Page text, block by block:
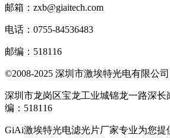
邮箱：zxb@giaitech.com
电话：0755-84536483
邮编：518116
©2008-2025 深圳市激埃特光电有限公
深圳市龙岗区宝龙工业城锦龙一路深长
编：518116
GiAi激埃特光电滤光片厂家专业为您提